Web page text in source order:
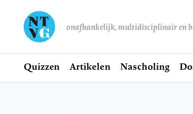
onafhankelijk, multidisciplinair en
Hoofdnavigatie
Home
Quizzen Artikelen Nascholing